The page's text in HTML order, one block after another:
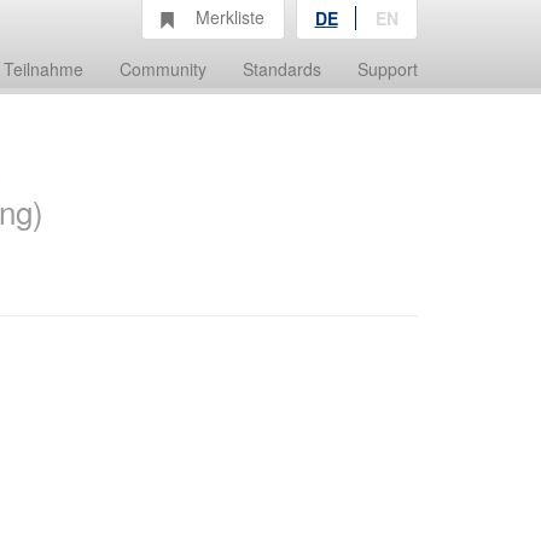
Teilnahme Community Standards Support
Merkliste DE EN